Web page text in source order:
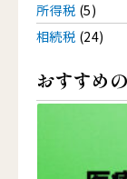
所得税 (5)
相続税 (24)
おすすめ